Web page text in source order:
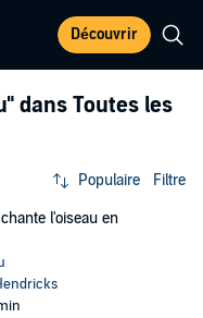
Découvrir
dans Toutes les
Populaire Filtre
l'oiseau en